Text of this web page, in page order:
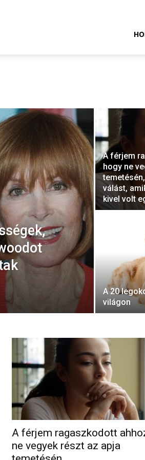
A férjem
hogy ne
válást,
kivel volt
A 20
világon
A férjem ragaszkodott
ne vegyek részt az apja